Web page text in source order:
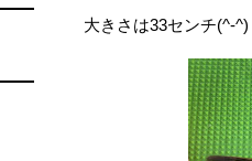
大きさは33センチ(^-^)